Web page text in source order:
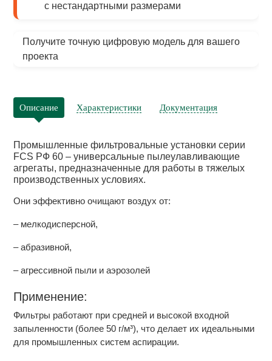
с нестандартными размерами
Получите точную цифровую модель для вашего
проекта
Описание Характеристики Документация
Промышленные фильтровальные установки серии
FCS РФ 60 – универсальные пылеулавливающие
агрегаты, предназначенные для работы в тяжелых
производственных условиях.
Они эффективно очищают воздух от:
– мелкодисперсной,
– абразивной,
– агрессивной пыли и аэрозолей
Применение:
Фильтры работают при средней и высокой входной
запыленности (более 50 г/м³), что делает их идеальными
для промышленных систем аспирации.